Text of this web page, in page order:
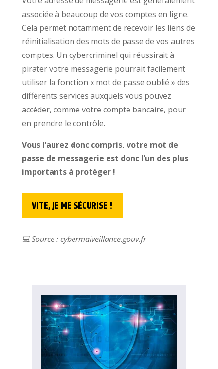
associée à beaucoup de vos comptes en ligne.
Cela permet notamment de recevoir les liens de
réinitialisation des mots de passe de vos autres
comptes. Un cybercriminel qui réussirait à
pirater votre messagerie pourrait facilement
utiliser la fonction « mot de passe oublié » des
différents services auxquels vous pouvez
accéder, comme votre compte bancaire, pour
en prendre le contrôle.
Vous l’aurez donc compris, votre mot de
passe de messagerie est donc l’un des plus
importants à protéger !
VITE, JE ME SÉCURISE !
💻 Source : cybermalveillance.gouv.fr